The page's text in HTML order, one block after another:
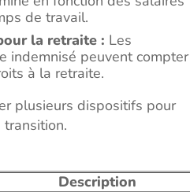
de travail.
la retraite : Les
indemnisé peuvent compter
à la retraite.
plusieurs dispositifs pour
Description